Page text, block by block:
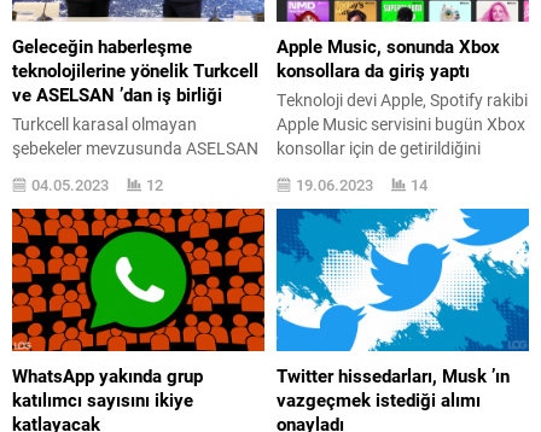
Geleceğin haberleşme
teknolojilerine yönelik Turkcell
ve ASELSAN ’dan iş birliği
Turkcell karasal olmayan
şebekeler mevzusunda ASELSAN
ile uyuşma imza attı. Turkcell ile
ASELSAN ’daki iş birliği
kapsamında düşük ve orta
yörünge uydular üzerinde
kullanılabilecek yeni nesil
haberleşme teknolojileri ile
karasal şebekelerin
entegrasyonuna müteveccih
ortak çalışmaların geliştirilmesi
kastediliyor. Uyuşma aynı
zamanda kablosuz haberleşme
04.05.2023 12
Apple Music, sonunda Xbox
konsollara da giriş yaptı
Teknoloji devi Apple, Spotify rakibi
Apple Music servisini bugün Xbox
konsollar için de getirildiğini
duyurdu. Türkiye ’de de büyük bir
kullanıcı kitlesine erişen Apple
Music, artık Xbox Series X, Xbox
Series S ve Xbox One konsollarda
da uygulama olarak yer alıyor.
Burada “Şahıslar neden bir reyin
konsolunu müzik dinlemek için
kullansın?” diye...
19.06.2023 14
WhatsApp yakında grup
katılımcı sayısını ikiye
katlayacak
Twitter hissedarları, Musk ’ın
vazgeçmek istediği alımı
onayladı